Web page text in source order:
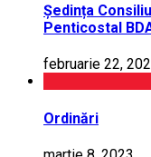
Ședința
Penticostal
februarie 22,
Ordinări